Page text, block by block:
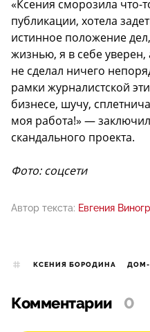
«Ксения сморозила что-
публикации, хотела
истинное положение
жизнью, я в себе уверен,
не сделал ничего
рамки журналистской
бизнесе, шучу,
моя работа!» — заключил
скандального проекта.
Фото: соцсети
Автор текста: Евгения
КСЕНИЯ БОРОДИНА ДОМ-
Комментарии 0